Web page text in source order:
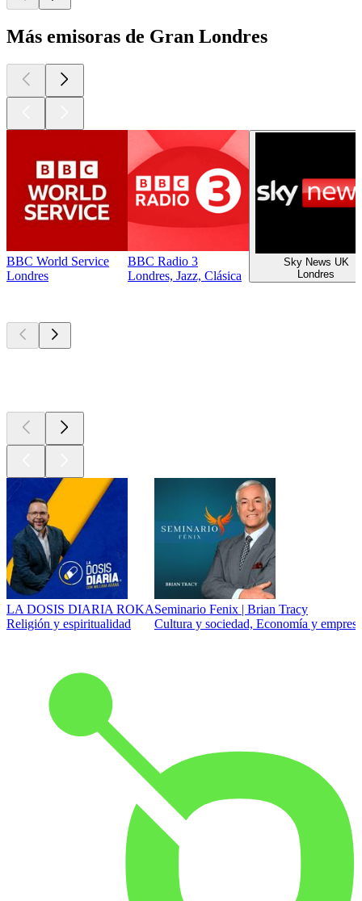
Más emisoras de Gran Londres
BBC World Service
Londres
BBC Radio 3
Londres, Jazz, Clásica
Sky News UK
Londres
LA DOSIS DIARIA ROKA
Religión y espiritualidad
Seminario Fenix | Brian Tracy
Cultura y sociedad, Economía y